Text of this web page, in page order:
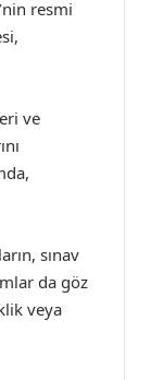
resmi
ve
sınav
da göz
veya